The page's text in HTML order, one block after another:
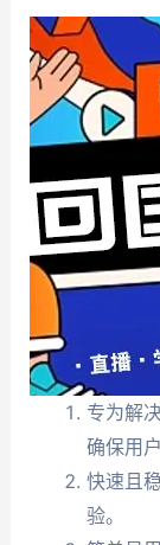
专为解
确保用
快速且
验。